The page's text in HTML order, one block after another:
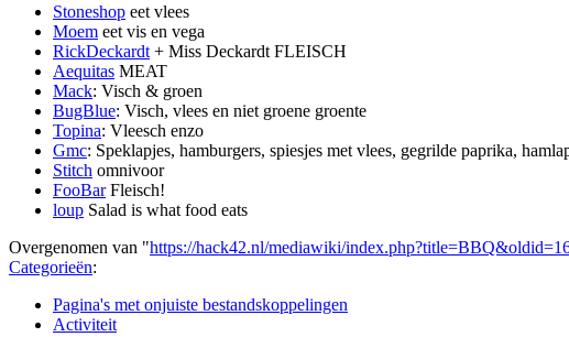
Stoneshop eet vlees
Moem eet vis en vega
RickDeckardt + Miss Deckardt FLEISCH
Aequitas MEAT
Mack: Visch & groen
BugBlue: Visch, vlees en niet groene groente
Topina: Vleesch enzo
Gmc: Speklapjes, hamburgers, spiesjes met vlees, gegrilde paprika,
Stitch omnivoor
FooBarFleisch!
loup Salad is what food eats
Overgenomen van "https://hack42.nl/mediawiki/
Categorieën:
Pagina's met onjuiste bestandskoppelingen
Activiteit